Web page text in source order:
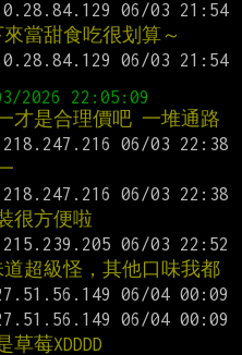
當甜食吃很划算～
才是合理價吧 一堆通路
很方便啦
超級怪，其他口味我都
莓XDDDD